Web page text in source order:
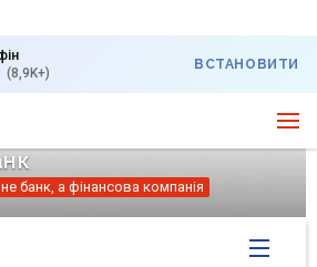
(8,9K+)
ВСТАНОВИТИ
банк, а фінансова компанія